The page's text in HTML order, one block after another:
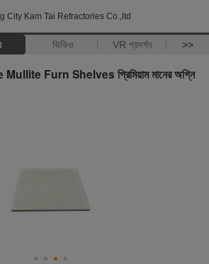
City Kam Tai Refractories Co.,ltd
ভিডিও VR প্রদর্শন >>
Mullite Furn Shelves প্রিমিয়াম মানের অগ্নি